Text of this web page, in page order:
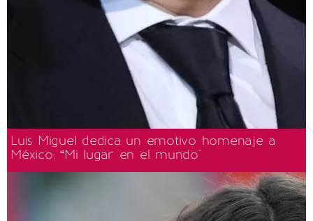
Luis Miguel dedica un emotivo homenaje a
México: “Mi lugar en el mundo"